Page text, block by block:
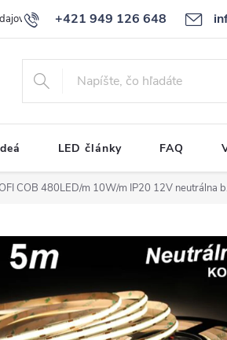
+421 949 126 648
Reklamačný poriadok
LED články FAQ
COB 480LED/m 10W/m IP20 12V neutrálna